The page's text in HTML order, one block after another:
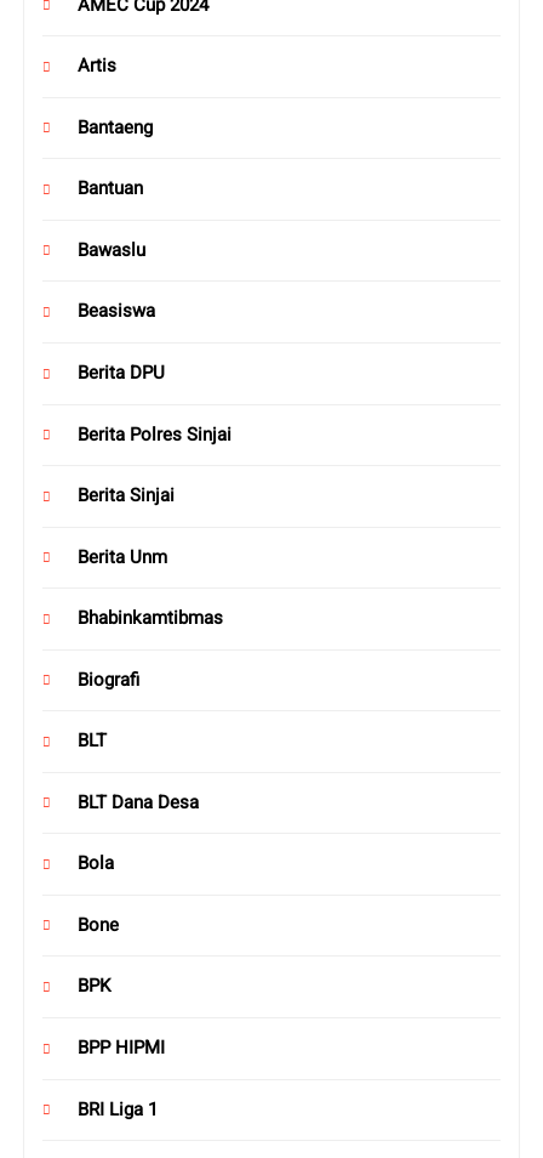
AMEC Cup 2024
Artis
Bantaeng
Bantuan
Bawaslu
Beasiswa
Berita DPU
Berita Polres Sinjai
Berita Sinjai
Berita Unm
Bhabinkamtibmas
Biografi
BLT
BLT Dana Desa
Bola
Bone
BPK
BPP HIPMI
BRI Liga 1